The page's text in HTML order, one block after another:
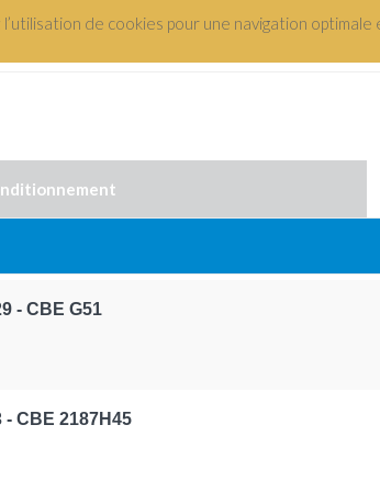
de cookies pour une navigation
- CBE G51
- CBE 2187H45